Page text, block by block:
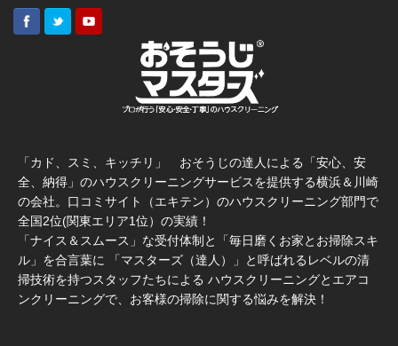
「カド、スミ、キッチリ」 おそうじの達人による「安心、安
全、納得」のハウスクリーニングサービスを提供する横浜＆川崎
の会社。口コミサイト（エキテン）のハウスクリーニング部門で
全国2位(関東エリア1位）の実績！
「ナイス＆スムース」な受付体制と「毎日磨くお家とお掃除スキ
ル」を合言葉に 「マスターズ（達人）」と呼ばれるレベルの清
掃技術を持つスタッフたちによる ハウスクリーニングとエアコ
ンクリーニングで、お客様の掃除に関する悩みを解決！